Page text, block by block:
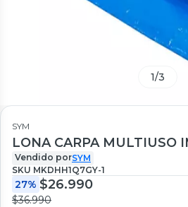
1/3
SYM
LONA CARPA MULTIUSO
Vendido porSYM
SKU MKDHH1Q7GY-1
27% $26.990
$36.990